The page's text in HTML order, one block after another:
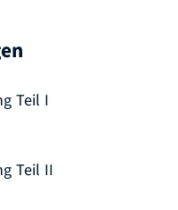
Teil I
Teil II